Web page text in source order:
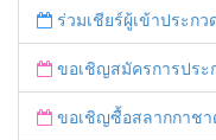
ร่วมเชียร์ผู้เข้าประกวด Miss
ขอเชิญสมัครการประกวดแข่งขัน
ขอเชิญซื้อสลากกาชาดการกุศล